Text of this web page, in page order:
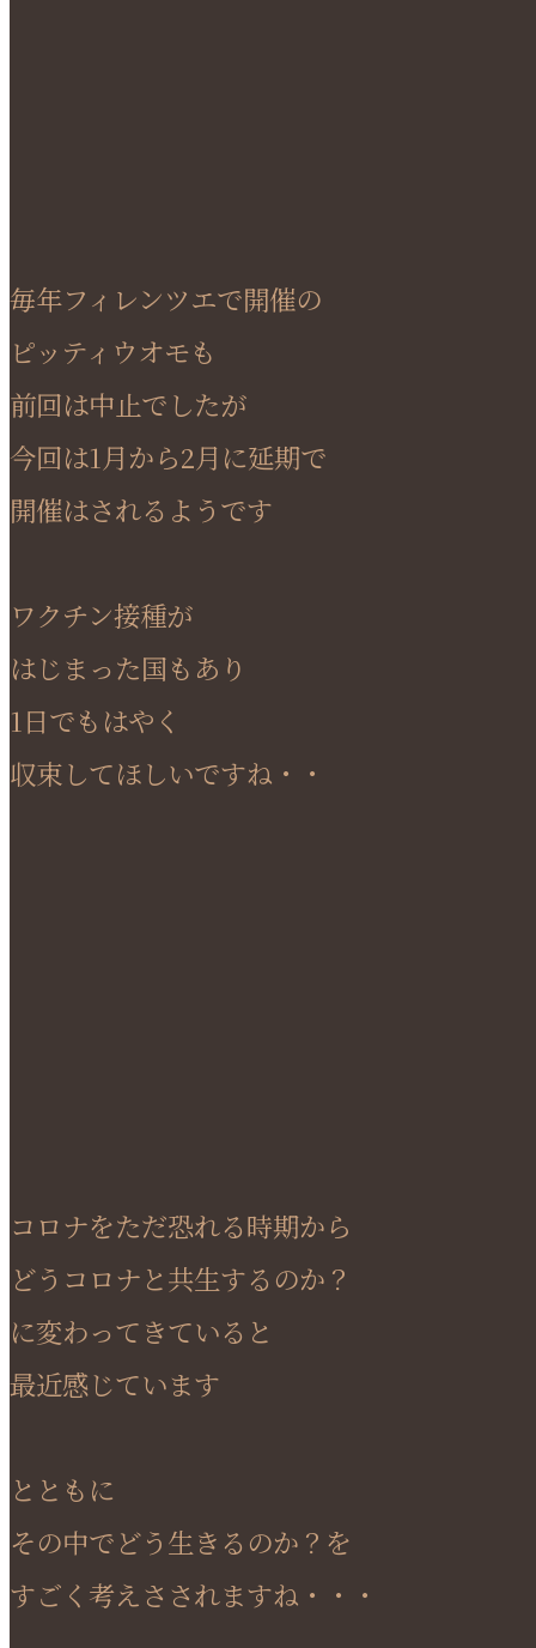
毎年フィレンツエで開催の
ピッティウオモも
前回は中止でしたが
今回は1月から2月に延期で
開催はされるようです
ワクチン接種が
はじまった国もあり
1日でもはやく
収束してほしいですね・・
コロナをただ恐れる時期から
どうコロナと共生するのか？
に変わってきていると
最近感じています
とともに
その中でどう生きるのか？を
すごく考えさされますね・・・